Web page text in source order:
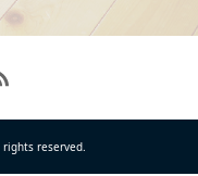
rights reserved.